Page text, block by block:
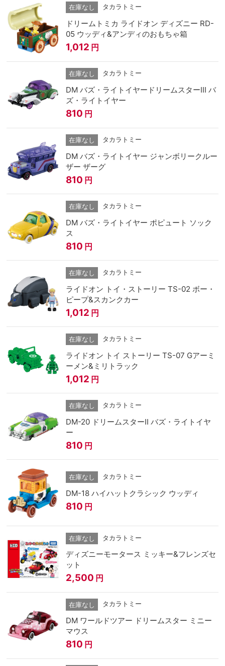
在庫なし タカラトミー
ドリームトミカ ライドオン ディズニー RD-
05 ウッディ&アンディのおもちゃ箱
1,012 円
在庫なし タカラトミー
DM バズ・ライトイヤードリームスターIII バ
ズ・ライトイヤー
810 円
在庫なし タカラトミー
DM バズ・ライトイヤー ジャンボリークルー
ザー ザーグ
810 円
在庫なし タカラトミー
DM バズ・ライトイヤー ポピュート ソック
ス
810 円
在庫なし タカラトミー
ライドオン トイ・ストーリー TS-02 ボー・
ピープ&スカンクカー
1,012 円
在庫なし タカラトミー
ライドオン トイ ストーリー TS-07 Gアーミ
ーメン&ミリトラック
1,012 円
在庫なし タカラトミー
DM-20 ドリームスターII バズ・ライトイヤ
ー
810 円
在庫なし タカラトミー
DM-18 ハイハットクラシック ウッディ
810 円
在庫なし タカラトミー
ディズニーモータース ミッキー&フレンズセ
ット
2,500 円
在庫なし タカラトミー
DM ワールドツアー ドリームスター ミニー
マウス
810 円